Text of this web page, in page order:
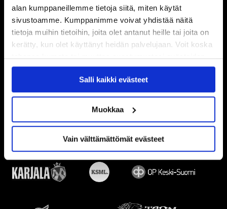
alan kumppaneillemme tietoja siitä, miten käytät
sivustoamme. Kumppanimme voivat yhdistää näitä
tietoja muihin tietoihin, joita olet antanut heille tai joita on
kerätty, kun olet käyttänyt heidän palvelujaan. Voit koska
tahansa kumota tai muuttaa suostumustasi evästeiden
käytöstäEvästeet-sivultamme.
Salli kaikki evästeet
Muokkaa
Vain välttämättömät evästeet